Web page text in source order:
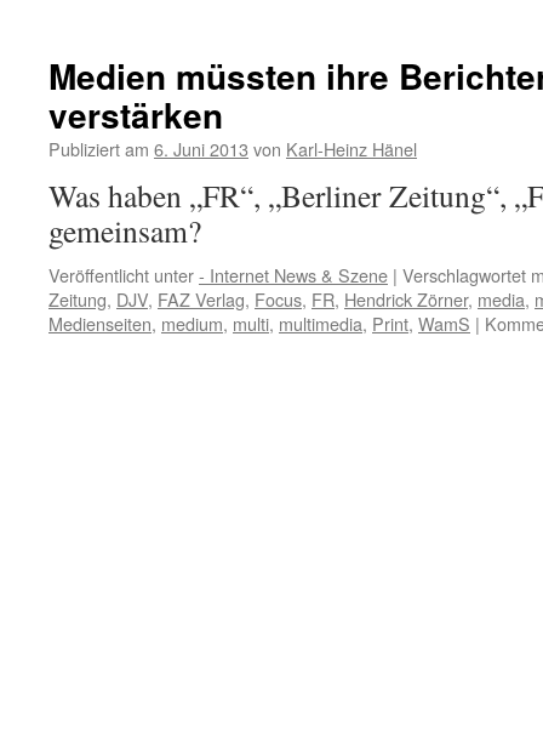
beim
+
gewarnt
Medien müssten ihre
verstärken
Publiziert am 6. Juni 2013 von Karl-Heinz Hänel
Was haben „FR“, „Berliner Zeitung“,
gemeinsam?
Veröffentlicht unter- Internet News & Szene | Verschlagwortet
Zeitung, DJV, FAZ Verlag, Focus, FR, Hendrick Zörner, media,
Medienseiten, medium, multi, multimedia, Print, WamS |